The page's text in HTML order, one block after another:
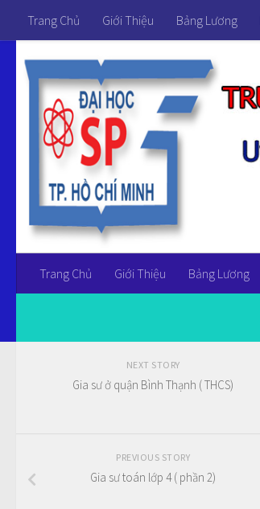
Trang Chủ Giới Thiệu Bảng Lương
Trang Chủ Giới Thiệu Bảng Lương
NEXT STORY
Gia sư ở quận Bình Thạnh ( THCS)
PREVIOUS STORY
Gia sư toán lớp 4 ( phần 2)